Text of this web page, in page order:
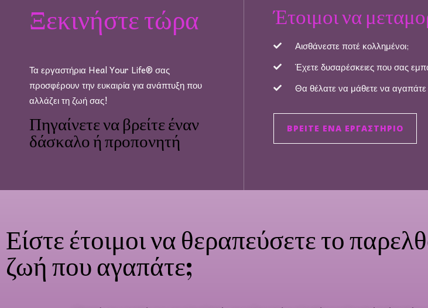
Ξεκινήστε τώρα
Τα εργαστήρια Heal Your Life® σας
προσφέρουν την ευκαιρία για ανάπτυξη που
αλλάζει τη ζωή σας!
Πηγαίνετε να βρείτε έναν
δάσκαλο ή προπονητή
Έτοιμοι να
Αισθάνεστε ποτέ κολλημένοι;
Έχετε δυσαρέσκειες που σας
Θα θέλατε να μάθετε να
ΒΡΕΊΤΕ ΈΝΑ ΕΡΓΑΣΤΉΡΙΟ
Είστε έτοιμοι να θεραπεύσετε το
ζωή που αγαπάτε;